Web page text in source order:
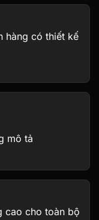
hàng có thiết kế
mô tả
cao cho toàn bộ